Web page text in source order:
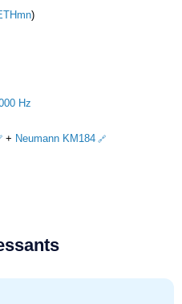
)
Hz
+ Neumann KM184